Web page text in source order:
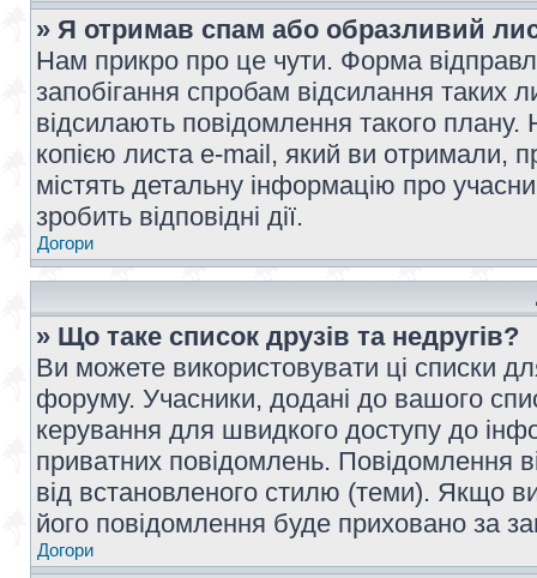
» Я отримав спам або образливий
Нам прикро про це чути. Форма
запобігання спробам відсилання таких
відсилають повідомлення такого
копією листа e-mail, який ви отримали,
містять детальну інформацію про
зробить відповідні дії.
Догори
» Що таке список друзів та недругів?
Ви можете використовувати ці списки
форуму. Учасники, додані до вашого
керування для швидкого доступу до
приватних повідомлень. Повідомлення
від встановленого стилю (теми). Якщо
його повідомлення буде приховано за
Догори